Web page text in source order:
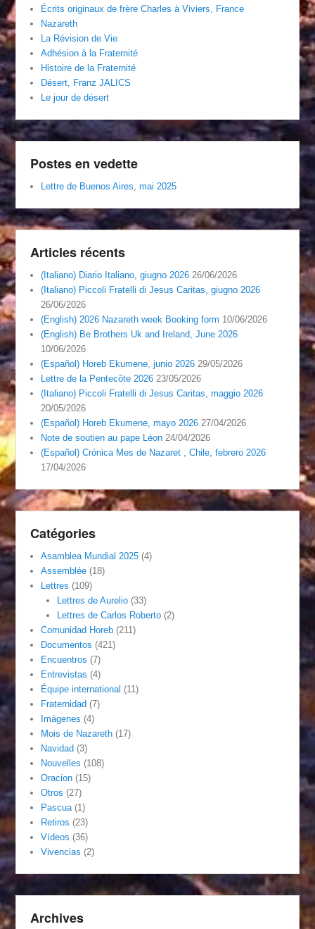
Écrits originaux de frère Charles à Viviers, France
Nazareth
La Révision de Vie
Adhésion à la Fraternité
Histoire de la Fraternité
Désert, Franz JALICS
Le jour de désert
Postes en vedette
Lettre de Buenos Aires, mai 2025
Articles récents
(Italiano) Diario Italiano, giugno 2026 26/06/2026
(Italiano) Piccoli Fratelli di Jesus Caritas, giugno 2026
26/06/2026
(English) 2026 Nazareth week Booking form 10/06/2026
(English) Be Brothers Uk and Ireland, June 2026
10/06/2026
(Español) Horeb Ekumene, junio 2026 29/05/2026
Lettre de la Pentecôte 2026 23/05/2026
(Italiano) Piccoli Fratelli di Jesus Caritas, maggio 2026
20/05/2026
(Español) Horeb Ekumene, mayo 2026 27/04/2026
Note de soutien au pape Léon 24/04/2026
(Español) Crónica Mes de Nazaret , Chile, febrero 2026
17/04/2026
Catégories
Asamblea Mundial 2025 (4)
Assemblée (18)
Lettres (109)
Lettres de Aurelio(33)
Lettres de Carlos Roberto(2)
Comunidad Horeb (211)
Documentos (421)
Encuentros (7)
Entrevistas (4)
Équipe international (11)
Fraternidad (7)
Imágenes (4)
Mois de Nazareth (17)
Navidad (3)
Nouvelles (108)
Oracion (15)
Otros (27)
Pascua (1)
Retiros (23)
Vídeos (36)
Vivencias (2)
Archives